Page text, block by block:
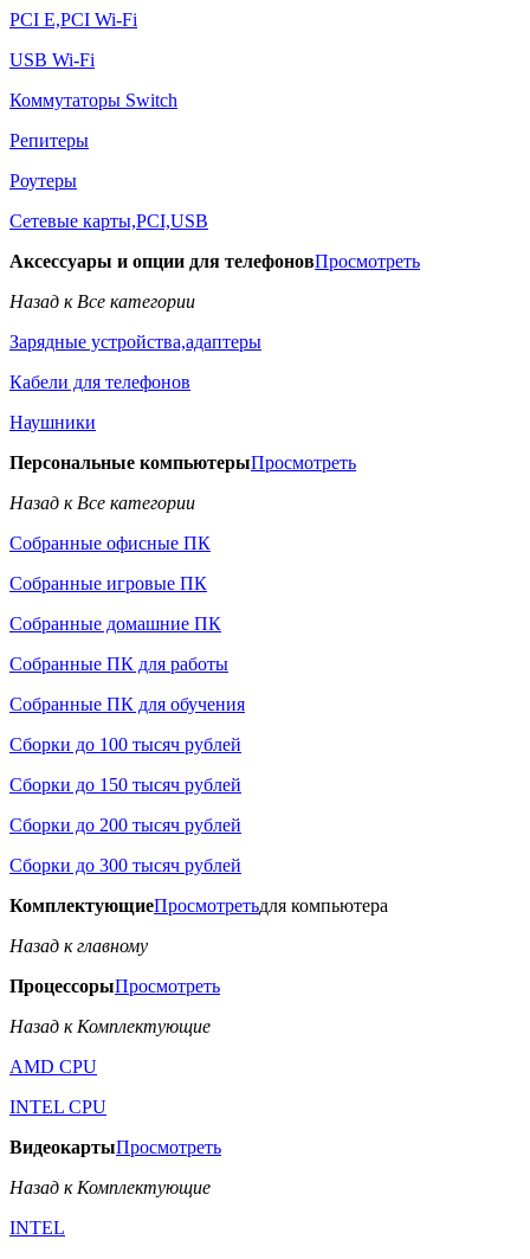
PCI E,PCI Wi-Fi
USB Wi-Fi
Коммутаторы Switch
Репитеры
Роутеры
Сетевые карты,PCI,USB
Аксессуары и опции для телефоновПросмотреть
Назад к Все категории
Зарядные устройства,адаптеры
Кабели для телефонов
Наушники
Персональные компьютерыПросмотреть
Назад к Все категории
Собранные офисные ПК
Собранные игровые ПК
Собранные домашние ПК
Собранные ПК для работы
Собранные ПК для обучения
Сборки до 100 тысяч рублей
Сборки до 150 тысяч рублей
Сборки до 200 тысяч рублей
Сборки до 300 тысяч рублей
КомплектующиеПросмотретьдля компьютера
Назад к главному
ПроцессорыПросмотреть
Назад к Комплектующие
AMD CPU
INTEL CPU
ВидеокартыПросмотреть
Назад к Комплектующие
INTEL